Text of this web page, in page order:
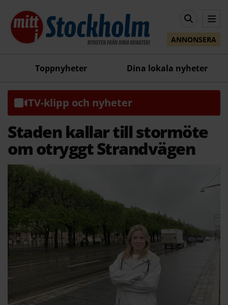
ANNONSERA
Toppnyheter Dina lokala nyheter
TV-klipp och nyheter
Staden kallar till stormöte
om otryggt Strandvägen